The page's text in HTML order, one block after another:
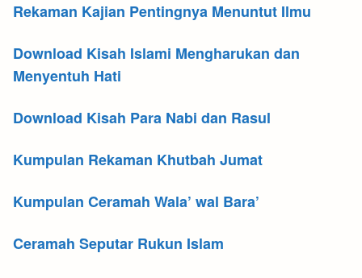
Rekaman Kajian Pentingnya Menuntut Ilmu
Download Kisah Islami Mengharukan dan
Menyentuh Hati
Download Kisah Para Nabi dan Rasul
Kumpulan Rekaman Khutbah Jumat
Kumpulan Ceramah Wala’ wal Bara’
Ceramah Seputar Rukun Islam